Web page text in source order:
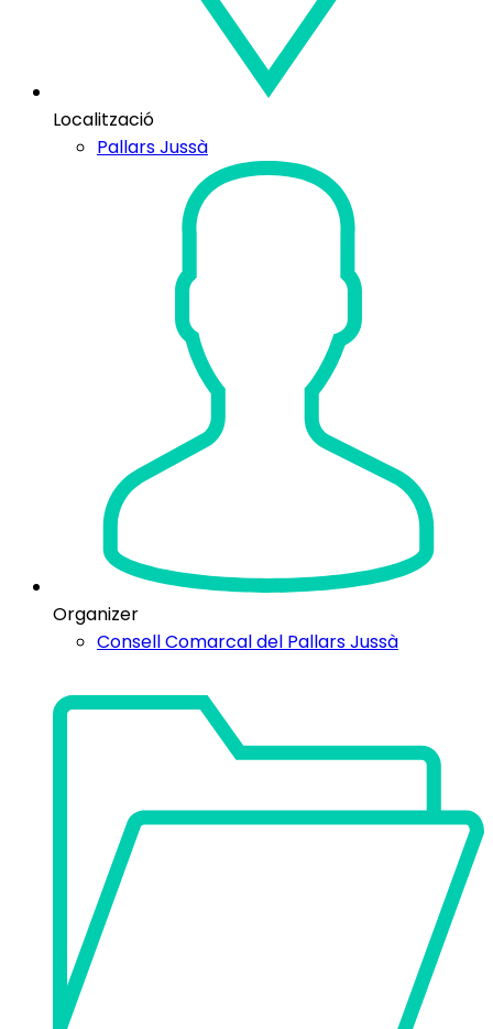
Localització
Pallars Jussà
Organizer
Consell Comarcal del Pallars Jussà